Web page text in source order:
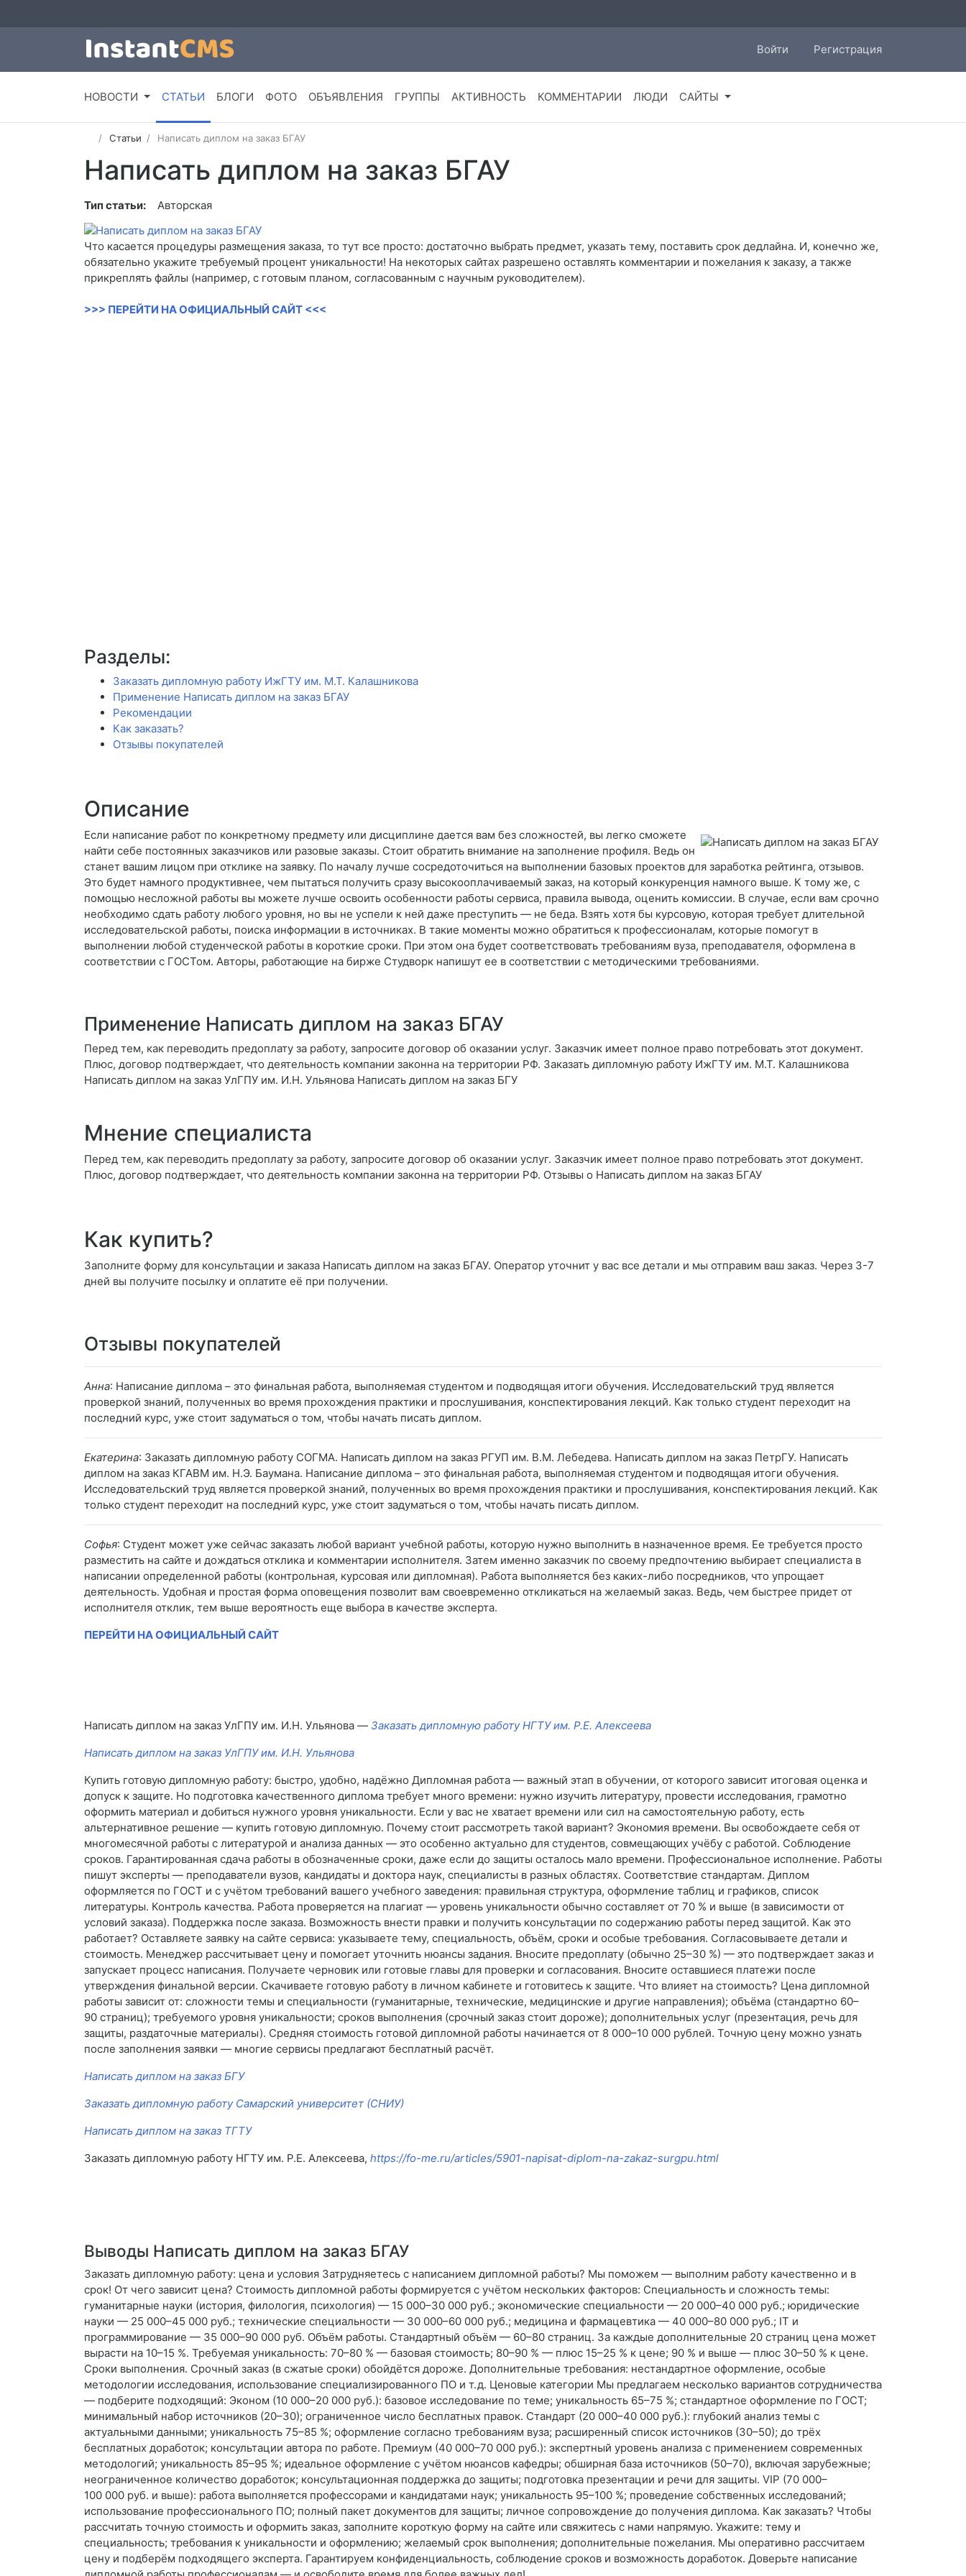
Войти Регистрация
НОВОСТИ СТАТЬИ БЛОГИ ФОТО ОБЪЯВЛЕНИЯ ГРУППЫ АКТИВНОСТЬ КОММЕНТАРИИ ЛЮДИ САЙТЫ
Статьи Написать диплом на заказ БГАУ
Написать диплом на заказ БГАУ
Тип статьи: Авторская
Что касается процедуры размещения заказа, то тут все просто: достаточно выбрать предмет, указать тему, поставить срок дедлайна. И, конечно же,
обязательно укажите требуемый процент уникальности! На некоторых сайтах разрешено оставлять комментарии и пожелания к заказу, а также
прикреплять файлы (например, с готовым планом, согласованным с научным руководителем).
>>> ПЕРЕЙТИ НА ОФИЦИАЛЬНЫЙ САЙТ <<<
Разделы:
Заказать дипломную работу ИжГТУ им. М.Т. Калашникова
Применение Написать диплом на заказ БГАУ
Рекомендации
Как заказать?
Отзывы покупателей
Описание
Если написание работ по конкретному предмету или дисциплине дается вам без сложностей, вы легко сможете
найти себе постоянных заказчиков или разовые заказы. Стоит обратить внимание на заполнение профиля. Ведь он
станет вашим лицом при отклике на заявку. По началу лучше сосредоточиться на выполнении базовых проектов для заработка рейтинга, отзывов.
Это будет намного продуктивнее, чем пытаться получить сразу высокооплачиваемый заказ, на который конкуренция намного выше. К тому же, с
помощью несложной работы вы можете лучше освоить особенности работы сервиса, правила вывода, оценить комиссии. В случае, если вам срочно
необходимо сдать работу любого уровня, но вы не успели к ней даже преступить — не беда. Взять хотя бы курсовую, которая требует длительной
исследовательской работы, поиска информации в источниках. В такие моменты можно обратиться к профессионалам, которые помогут в
выполнении любой студенческой работы в короткие сроки. При этом она будет соответствовать требованиям вуза, преподавателя, оформлена в
соответствии с ГОСТом. Авторы, работающие на бирже Студворк напишут ее в соответствии с методическими требованиями.
Применение Написать диплом на заказ БГАУ
Перед тем, как переводить предоплату за работу, запросите договор об оказании услуг. Заказчик имеет полное право потребовать этот документ.
Плюс, договор подтверждает, что деятельность компании законна на территории РФ. Заказать дипломную работу ИжГТУ им. М.Т. Калашникова
Написать диплом на заказ УлГПУ им. И.Н. Ульянова Написать диплом на заказ БГУ
Мнение специалиста
Перед тем, как переводить предоплату за работу, запросите договор об оказании услуг. Заказчик имеет полное право потребовать этот документ.
Плюс, договор подтверждает, что деятельность компании законна на территории РФ. Отзывы о Написать диплом на заказ БГАУ
Как купить?
Заполните форму для консультации и заказа Написать диплом на заказ БГАУ. Оператор уточнит у вас все детали и мы отправим ваш заказ. Через 3-7
дней вы получите посылку и оплатите её при получении.
Отзывы покупателей
Анна: Написание диплома – это финальная работа, выполняемая студентом и подводящая итоги обучения. Исследовательский труд является
проверкой знаний, полученных во время прохождения практики и прослушивания, конспектирования лекций. Как только студент переходит на
последний курс, уже стоит задуматься о том, чтобы начать писать диплом.
Екатерина: Заказать дипломную работу СОГМА. Написать диплом на заказ РГУП им. В.М. Лебедева. Написать диплом на заказ ПетрГУ. Написать
диплом на заказ КГАВМ им. Н.Э. Баумана. Написание диплома – это финальная работа, выполняемая студентом и подводящая итоги обучения.
Исследовательский труд является проверкой знаний, полученных во время прохождения практики и прослушивания, конспектирования лекций. Как
только студент переходит на последний курс, уже стоит задуматься о том, чтобы начать писать диплом.
Софья: Студент может уже сейчас заказать любой вариант учебной работы, которую нужно выполнить в назначенное время. Ее требуется просто
разместить на сайте и дождаться отклика и комментарии исполнителя. Затем именно заказчик по своему предпочтению выбирает специалиста в
написании определенной работы (контрольная, курсовая или дипломная). Работа выполняется без каких-либо посредников, что упрощает
деятельность. Удобная и простая форма оповещения позволит вам своевременно откликаться на желаемый заказ. Ведь, чем быстрее придет от
исполнителя отклик, тем выше вероятность еще выбора в качестве эксперта.
ПЕРЕЙТИ НА ОФИЦИАЛЬНЫЙ САЙТ
Написать диплом на заказ УлГПУ им. И.Н. Ульянова — Заказать дипломную работу НГТУ им. Р.Е. Алексеева
Написать диплом на заказ УлГПУ им. И.Н. Ульянова
Купить готовую дипломную работу: быстро, удобно, надёжно Дипломная работа — важный этап в обучении, от которого зависит итоговая оценка и
допуск к защите. Но подготовка качественного диплома требует много времени: нужно изучить литературу, провести исследования, грамотно
оформить материал и добиться нужного уровня уникальности. Если у вас не хватает времени или сил на самостоятельную работу, есть
альтернативное решение — купить готовую дипломную. Почему стоит рассмотреть такой вариант? Экономия времени. Вы освобождаете себя от
многомесячной работы с литературой и анализа данных — это особенно актуально для студентов, совмещающих учёбу с работой. Соблюдение
сроков. Гарантированная сдача работы в обозначенные сроки, даже если до защиты осталось мало времени. Профессиональное исполнение. Работы
пишут эксперты — преподаватели вузов, кандидаты и доктора наук, специалисты в разных областях. Соответствие стандартам. Диплом
оформляется по ГОСТ и с учётом требований вашего учебного заведения: правильная структура, оформление таблиц и графиков, список
литературы. Контроль качества. Работа проверяется на плагиат — уровень уникальности обычно составляет от 70 % и выше (в зависимости от
условий заказа). Поддержка после заказа. Возможность внести правки и получить консультации по содержанию работы перед защитой. Как это
работает? Оставляете заявку на сайте сервиса: указываете тему, специальность, объём, сроки и особые требования. Согласовываете детали и
стоимость. Менеджер рассчитывает цену и помогает уточнить нюансы задания. Вносите предоплату (обычно 25–30 %) — это подтверждает заказ и
запускает процесс написания. Получаете черновик или готовые главы для проверки и согласования. Вносите оставшиеся платежи после
утверждения финальной версии. Скачиваете готовую работу в личном кабинете и готовитесь к защите. Что влияет на стоимость? Цена дипломной
работы зависит от: сложности темы и специальности (гуманитарные, технические, медицинские и другие направления); объёма (стандартно 60–
90 страниц); требуемого уровня уникальности; сроков выполнения (срочный заказ стоит дороже); дополнительных услуг (презентация, речь для
защиты, раздаточные материалы). Средняя стоимость готовой дипломной работы начинается от 8 000–10 000 рублей. Точную цену можно узнать
после заполнения заявки — многие сервисы предлагают бесплатный расчёт.
Написать диплом на заказ БГУ
Заказать дипломную работу Самарский университет (СНИУ)
Написать диплом на заказ ТГТУ
Заказать дипломную работу НГТУ им. Р.Е. Алексеева, https://fo-me.ru/articles/5901-napisat-diplom-na-zakaz-surgpu.html
Выводы Написать диплом на заказ БГАУ
Заказать дипломную работу: цена и условия Затрудняетесь с написанием дипломной работы? Мы поможем — выполним работу качественно и в
срок! От чего зависит цена? Стоимость дипломной работы формируется с учётом нескольких факторов: Специальность и сложность темы:
гуманитарные науки (история, филология, психология) — 15 000–30 000 руб.; экономические специальности — 20 000–40 000 руб.; юридические
науки — 25 000–45 000 руб.; технические специальности — 30 000–60 000 руб.; медицина и фармацевтика — 40 000–80 000 руб.; IT и
программирование — 35 000–90 000 руб. Объём работы. Стандартный объём — 60–80 страниц. За каждые дополнительные 20 страниц цена может
вырасти на 10–15 %. Требуемая уникальность: 70–80 % — базовая стоимость; 80–90 % — плюс 15–25 % к цене; 90 % и выше — плюс 30–50 % к цене.
Сроки выполнения. Срочный заказ (в сжатые сроки) обойдётся дороже. Дополнительные требования: нестандартное оформление, особые
методологии исследования, использование специализированного ПО и т. д. Ценовые категории Мы предлагаем несколько вариантов сотрудничества
— подберите подходящий: Эконом (10 000–20 000 руб.): базовое исследование по теме; уникальность 65–75 %; стандартное оформление по ГОСТ;
минимальный набор источников (20–30); ограниченное число бесплатных правок. Стандарт (20 000–40 000 руб.): глубокий анализ темы с
актуальными данными; уникальность 75–85 %; оформление согласно требованиям вуза; расширенный список источников (30–50); до трёх
бесплатных доработок; консультации автора по работе. Премиум (40 000–70 000 руб.): экспертный уровень анализа с применением современных
методологий; уникальность 85–95 %; идеальное оформление с учётом нюансов кафедры; обширная база источников (50–70), включая зарубежные;
неограниченное количество доработок; консультационная поддержка до защиты; подготовка презентации и речи для защиты. VIP (70 000–
100 000 руб. и выше): работа выполняется профессорами и кандидатами наук; уникальность 95–100 %; проведение собственных исследований;
использование профессионального ПО; полный пакет документов для защиты; личное сопровождение до получения диплома. Как заказать? Чтобы
рассчитать точную стоимость и оформить заказ, заполните короткую форму на сайте или свяжитесь с нами напрямую. Укажите: тему и
специальность; требования к уникальности и оформлению; желаемый срок выполнения; дополнительные пожелания. Мы оперативно рассчитаем
цену и подберём подходящего эксперта. Гарантируем конфиденциальность, соблюдение сроков и возможность доработок. Доверьте написание